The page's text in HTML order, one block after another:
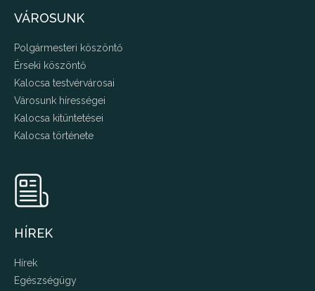
VÁROSUNK
Polgármesteri köszöntő
Érseki köszöntő
Kalocsa testvérvárosai
Városunk hírességei
Kalocsa kitüntetései
Kalocsa története
HÍREK
Hírek
Egészségügy